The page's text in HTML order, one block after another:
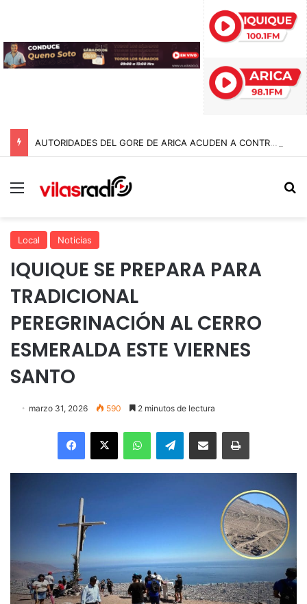
AUTORIDADES DEL GORE DE ARICA ACUDEN A CONTRALORÍA TRAS IRREGULARIDADES POR $95 MIL MILLONES EN LA GESTIÓN ANTERIOR
Menú
Local Noticias
IQUIQUE SE PREPARA PARA
TRADICIONAL
PEREGRINACIÓN AL CERRO
ESMERALDA ESTE VIERNES
SANTO
marzo 31, 2026 590 2 minutos de lectura
Facebook
X WhatsAppTelegramEnviar vía email Imprimir